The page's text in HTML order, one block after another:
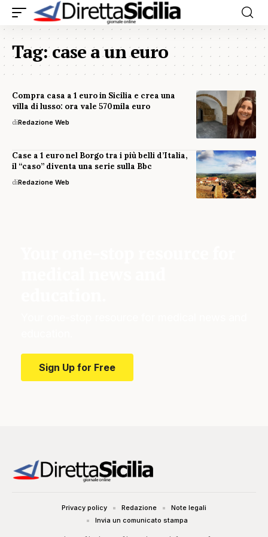
Tag:case a un euro
Compra casa a 1 euro in Sicilia e crea una
villa di lusso: ora vale 570mila euro
diRedazione Web
Case a 1 euro nel Borgo tra i più belli d’Italia,
il “caso” diventa una serie sulla Bbc
diRedazione Web
Sign Up for Free
Privacy policy Redazione
Note legali
Invia un comunicato stampa